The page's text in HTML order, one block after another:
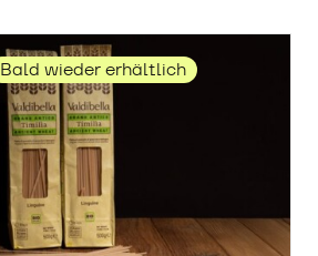
Bald wieder erhältlich